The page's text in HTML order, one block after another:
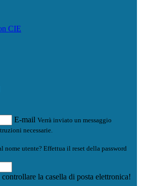
CIE
E-mail Verrà inviato un messaggio
necessarie.
nome utente? Effettua il reset della password
la casella di posta elettronica!